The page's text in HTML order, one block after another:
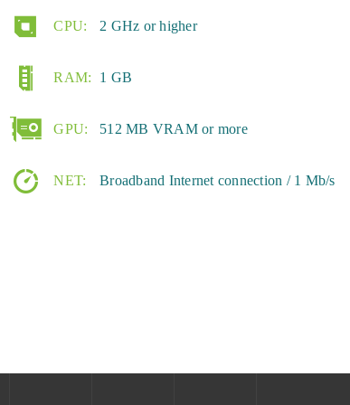
CPU: 2 GHz or higher
RAM: 1 GB
GPU: 512 MB VRAM or more
NET: Broadband Internet connection / 1 Mb/s